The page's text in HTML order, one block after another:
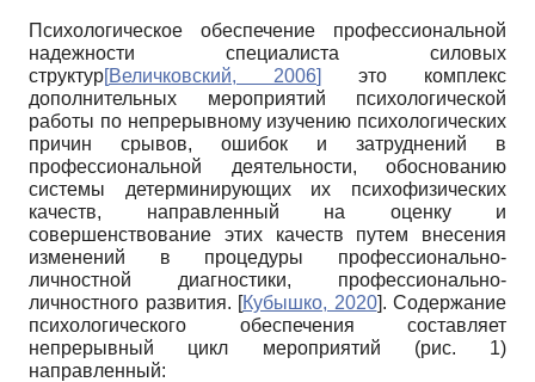
Психологическое обеспечение профессиональной
надежности специалиста силовых
структур[Величковский, 2006]
это комплекс
дополнительных мероприятий психологической
работы по непрерывному изучению психологических
причин срывов, ошибок и затруднений в
профессиональной деятельности, обоснованию
системы детерминирующих их психофизических
качеств, направленный на оценку и
совершенствование этих качеств путем внесения
изменений в процедуры профессионально-
личностной диагностики, профессионально-
личностного развития. [Кубышко, 2020]. Содержание
психологического обеспечения составляет
непрерывный цикл мероприятий (рис. 1)
направленный: